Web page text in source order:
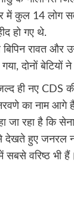
में कुल 14 लोग
हो गए थे.
रावत और
दोनों बेटियों
ही नए CDS
का नाम आगे
जा रहा है कि
देखते हुए जनरल
सबसे वरिष्ठ भी हैं।